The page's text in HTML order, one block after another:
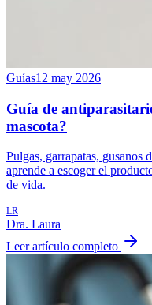
Guías12 may 2026
Guía de
mascota?
Pulgas, garrapatas, gusanos
aprende a escoger el
de vida.
LR
Dra. Laura
Leer artículo completo